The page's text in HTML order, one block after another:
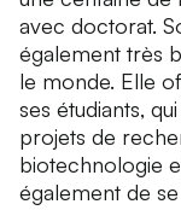
avec doctorat.
également très
le monde. Elle
ses étudiants,
projets de
biotechnologie
également de